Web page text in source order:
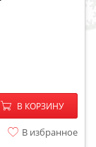
− +
В КОРЗИНУ
В избранное